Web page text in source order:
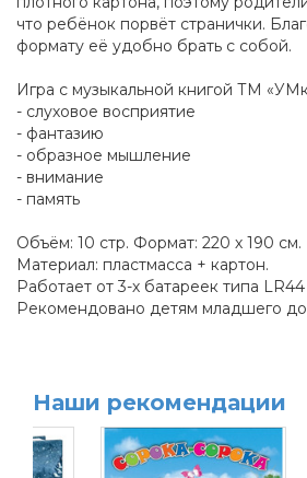
что ребёнок порвёт странички.
формату её удобно брать с собой.
Игра с музыкальной книгой ТМ
- слуховое восприятие
- фантазию
- образное мышление
- внимание
- память
Объём: 10 стр. Формат: 220 х 190 см.
Материал: пластмасса + картон.
Работает от 3-х батареек типа
Рекомендовано детям младшего
Наши рекомендации